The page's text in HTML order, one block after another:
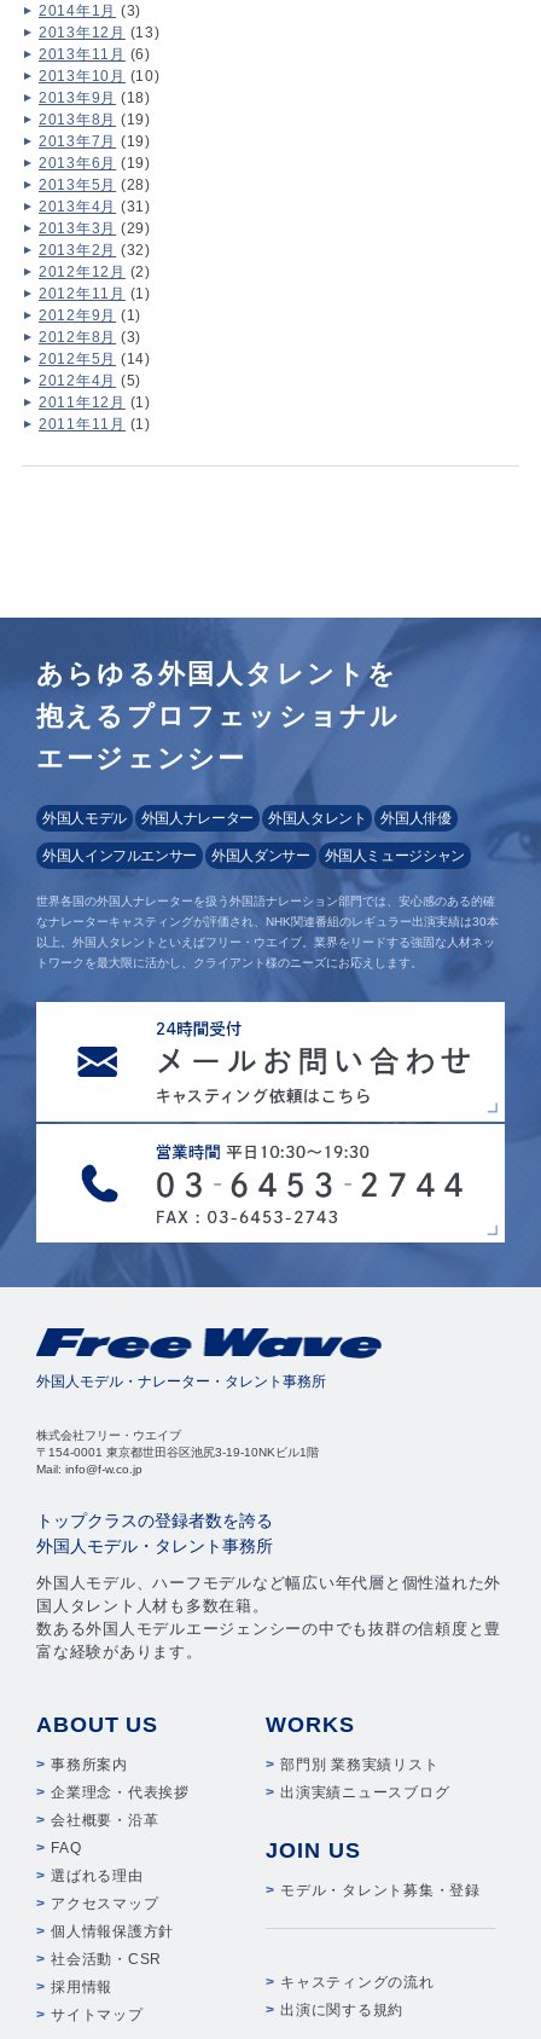
2014年1月 (3)
2013年12月 (13)
2013年11月 (6)
2013年10月 (10)
2013年9月 (18)
2013年8月 (19)
2013年7月 (19)
2013年6月 (19)
2013年5月 (28)
2013年4月 (31)
2013年3月 (29)
2013年2月 (32)
2012年12月 (2)
2012年11月 (1)
2012年9月 (1)
2012年8月 (3)
2012年5月 (14)
2012年4月 (5)
2011年12月 (1)
2011年11月 (1)
あらゆる外国人タレントを
抱えるプロフェッショナル
エージェンシー
外国人モデル 外国人ナレーター 外国人タレント 外国人俳優
外国人インフルエンサー 外国人ダンサー 外国人ミュージシャン
世界各国の外国人ナレーターを扱う外国語ナレーション部門では、安心感のある的確
なナレーターキャスティングが評価され、NHK関連番組のレギュラー出演実績は30本
以上。外国人タレントといえばフリー・ウエイブ。業界をリードする強固な人材ネッ
トワークを最大限に活かし、クライアント様のニーズにお応えします。
外国人モデル・ナレーター・タレント事務所
株式会社フリー・ウエイブ
〒154-0001 東京都世田谷区池尻3-19-10NKビル1階
Mail: info@f-w.co.jp
トップクラスの登録者数を誇る
外国人モデル・タレント事務所
外国人モデル、ハーフモデルなど幅広い年代層と個性溢れた外
国人タレント人材も多数在籍。
数ある外国人モデルエージェンシーの中でも抜群の信頼度と豊
富な経験があります。
ABOUT US
事務所案内
企業理念・代表挨拶
会社概要・沿革
FAQ
選ばれる理由
アクセスマップ
個人情報保護方針
社会活動・CSR
採用情報
サイトマップ
WORKS
部門別 業務実績リスト
出演実績ニュースブログ
JOIN US
モデル・タレント募集・登録
キャスティングの流れ
出演に関する規約